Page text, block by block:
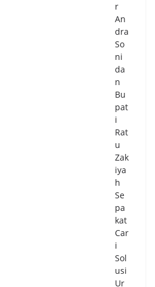
aa
n
06/
08/
20
26
0
Co
m
me
Pe
mk
ot
Ta
ng
sel
Ma
tan
gka
n
Per
r
An
dra
So
ni
da
n
Bu
pat
i
Rat
u
Zak
iya
h
Se
pa
kat
Car
i
Sol
usi
Ur